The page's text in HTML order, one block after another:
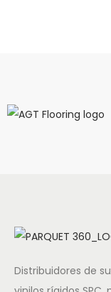
Distribuidores de